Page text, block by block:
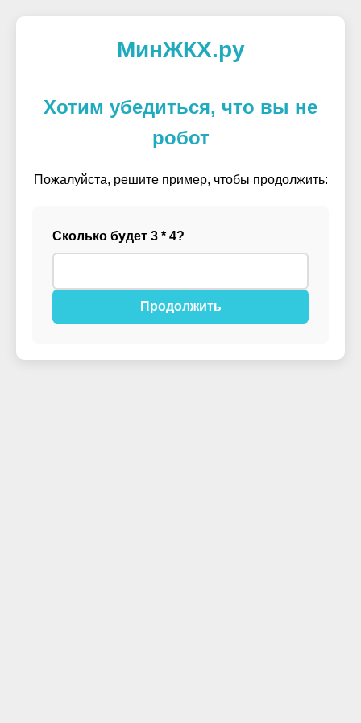
МинЖКХ.ру
Хотим убедиться, что вы не
робот
Пожалуйста, решите пример, чтобы продолжить:
Сколько будет 3 * 4?
Продолжить